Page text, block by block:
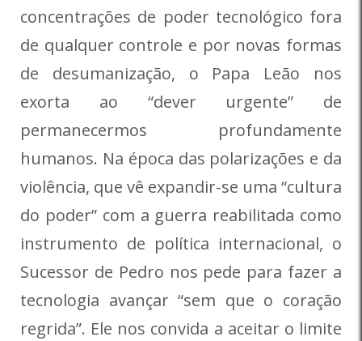
concentrações de poder tecnológico fora
de qualquer controle e por novas formas
de desumanização, o Papa Leão nos
exorta ao “dever urgente” de
permanecermos profundamente
humanos. Na época das polarizações e da
violência, que vê expandir-se uma “cultura
do poder” com a guerra reabilitada como
instrumento de política internacional, o
Sucessor de Pedro nos pede para fazer a
tecnologia avançar “sem que o coração
regrida”. Ele nos convida a aceitar o limite